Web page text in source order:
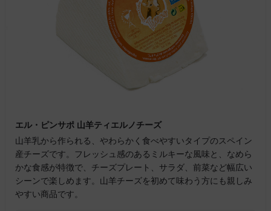
エル・ピンサポ 山羊ティエルノチーズ
山羊乳から作られる、やわらかく食べやすいタイプのスペイン
産チーズです。フレッシュ感のあるミルキーな風味と、なめら
かな食感が特徴で、チーズプレート、サラダ、前菜など幅広い
シーンで楽しめます。山羊チーズを初めて味わう方にも親しみ
やすい商品です。